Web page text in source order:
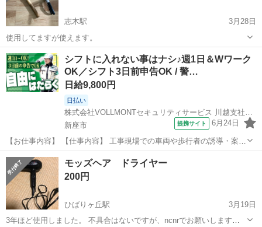
志木駅
3月28日
使用してますが使えます。
埼玉 新座市 志木駅 美容家電 カマ
シフトに入れない事はナシ♪週1日＆Wワーク
OK／シフト3日前申告OK / 警…
日給9,800円
日払い
新座市
提携サイト 6月24日
【お仕事内容】 【仕事内容】 工事現場での車両や歩行者の誘導・案内
などをお願いします！ 経験・年齢・学歴は一切不問！応募された方と
は必ず面接します★ ＜給与＞ 日給9,800円～11,300円 ┗一律手当含む
?交通費規...
埼玉 新座市 警備員
モッズヘア ドライヤー
200円
ひばりヶ丘駅
3月19日
3年ほど使用しました。 不具合はないですが、ncnrでお願いします。